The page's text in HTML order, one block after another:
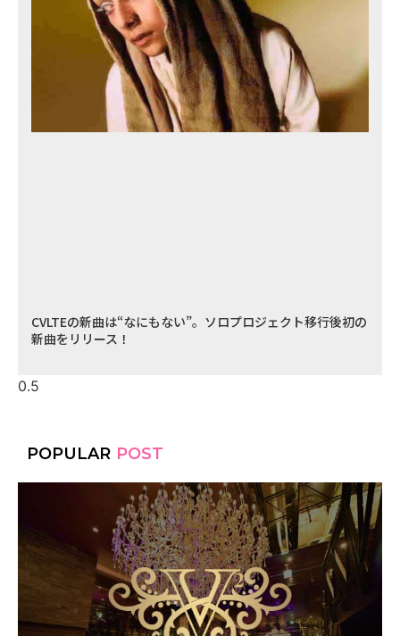
CVLTEの新曲は“なにもない”。ソロプロジェクト移行後初の
新曲をリリース！
POPULAR POST